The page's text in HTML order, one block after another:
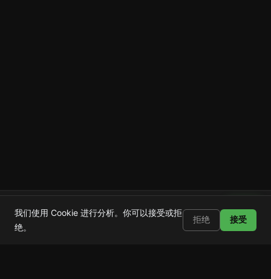
屏蔽 Shorts、Reels 和 TikTok 安装
我们使用 Cookie 进行分析。你可以接受或拒
绝。
拒绝 接受